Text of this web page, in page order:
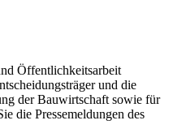
Öffentlichkeitsarbeit
und die
der Bauwirtschaft sowie für
die Pressemeldungen des